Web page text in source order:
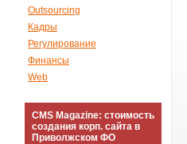
Outsourcing
Кадры
Регулирование
Финансы
Web
CMS Magazine: стоимость
создания корп. сайта в
Приволжском ФО